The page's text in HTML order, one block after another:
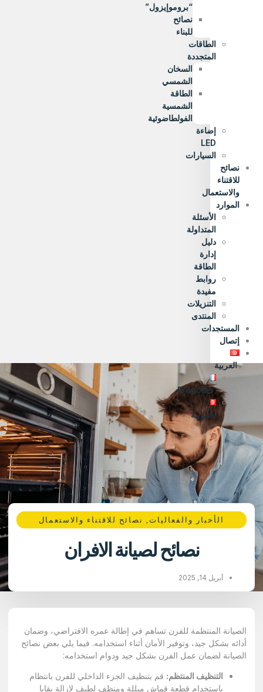
“بروموإيزول”
نصائح
للبناء
الطاقات
المتجددة
السخان
الشمسي
الطاقة
الشمسية
الفولطاضوئية
إضاءة
LED
السيارات
نصائح
للاقتناء
والاستعمال
الموارد
الأسئلة
المتداولة
دليل
إدارة
الطاقة
روابط
مفيدة
التنزيلات
المنتدى
المستجدات
إتصال
العربية
Français
العربية
الأخبار والفعاليات, نصائح للاقتناء والاستعمال
نصائح لصيانة الافران
أبريل 14, 2025
الصيانة المنتظمة للفرن تساهم في إطالة عمره الافتراضي، وضمان
أدائه بشكل جيد، وتوفير الأمان أثناء استخدامه. فيما يلي بعض نصائح
الصيانة لضمان عمل الفرن بشكل جيد ودوام استخدامه:
التنظيف المنتظم: قم بتنظيف الجزء الداخلي للفرن بانتظام
باستخدام قطعة قماش مبللة ومنظف لطيف لإزالة بقايا